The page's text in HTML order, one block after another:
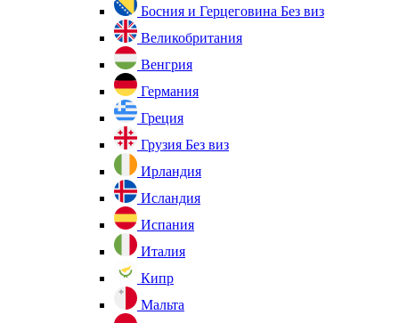
Босния и Герцеговина Без виз
Великобритания
Венгрия
Германия
Греция
Грузия Без виз
Ирландия
Исландия
Испания
Италия
Кипр
Мальта